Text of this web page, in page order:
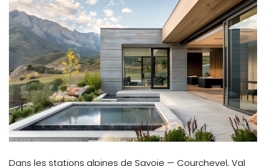
Dans les stations alpines de Savoie — Courchevel, Val